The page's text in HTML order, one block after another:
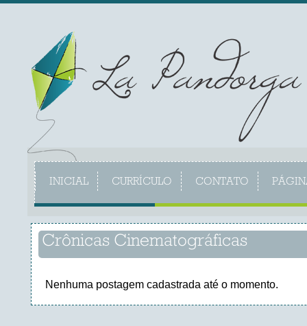
INICIAL CURRÍCULO CONTATO
Crônicas Cinematográficas
Nenhuma postagem cadastrada até o momento.